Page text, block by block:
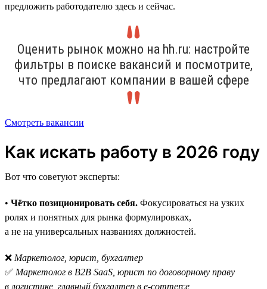
предложить работодателю здесь и сейчас.
Оценить рынок можно на hh.ru: настройте
фильтры в поиске вакансий и посмотрите,
что предлагают компании в вашей сфере
Смотреть вакансии
Как искать работу в 2026 году
Вот что советуют эксперты:
• Чётко позиционировать себя. Фокусироваться на узких
ролях и понятных для рынка формулировках,
а не на универсальных названиях должностей.
❌ Маркетолог, юрист, бухгалтер
✅ Маркетолог в B2B SaaS, юрист по договорному праву
в логистике, главный бухгалтер в e-commerce